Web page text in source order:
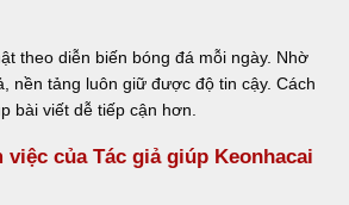
theo diễn biến bóng đá mỗi ngày. Nhờ
nền tảng luôn giữ được độ tin cậy. Cách
bài viết dễ tiếp cận hơn.
của Tác giả giúp Keonhacai